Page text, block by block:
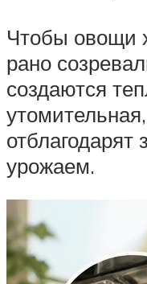
Чтобы овощи
рано
создаются
урожаем.